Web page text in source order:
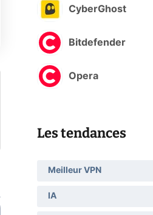
CyberGhost
Bitdefender
Opera
Les tendances
Meilleur VPN
IA